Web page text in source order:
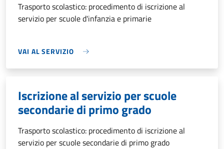
Trasporto scolastico: procedimento di iscrizione al
servizio per scuole d'infanzia e primarie
VAI AL SERVIZIO
Iscrizione al servizio per scuole
secondarie di primo grado
Trasporto scolastico: procedimento di iscrizione al
servizio per scuole secondarie di primo grado